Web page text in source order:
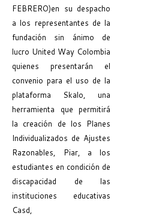
FEBRERO)en su despacho
a los representantes de la
fundación sin ánimo de
lucro United Way Colombia
quienes presentarán el
convenio para el uso de la
plataforma Skalo, una
herramienta que permitirá
la creación de los Planes
Individualizados de Ajustes
Razonables, Piar, a los
estudiantes en condición de
discapacidad de las
instituciones educativas
Casd,